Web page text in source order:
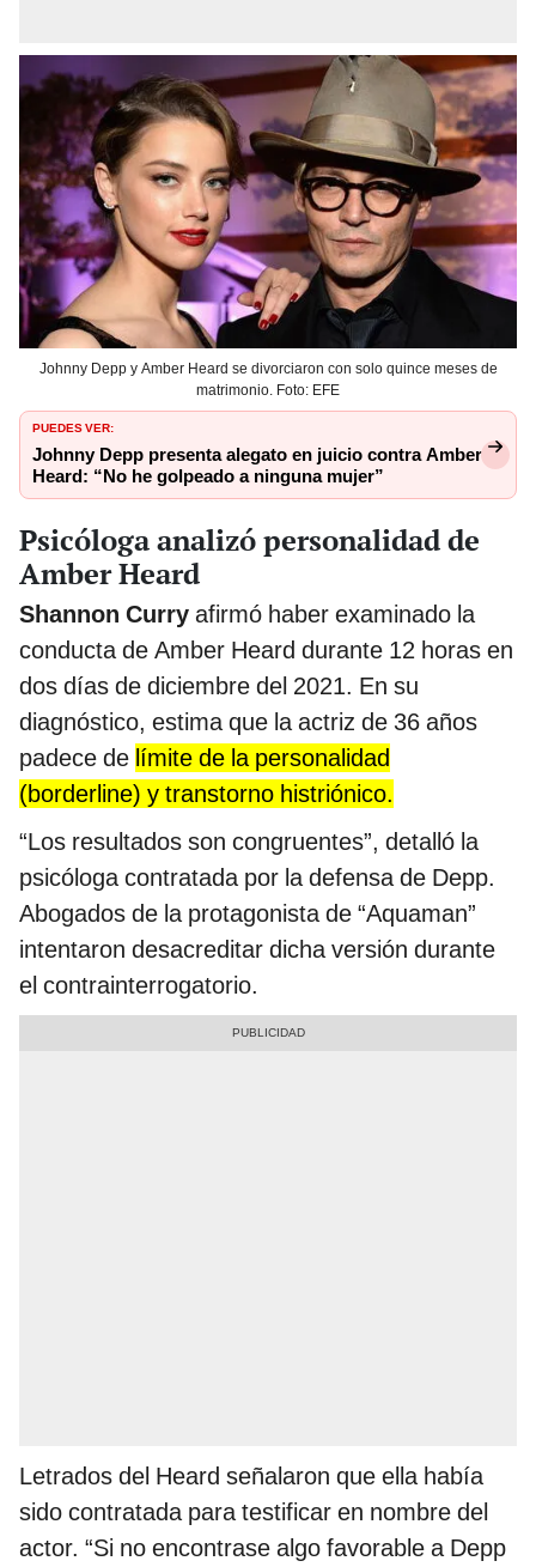
Johnny Depp y Amber Heard se divorciaron con solo quince meses de
matrimonio. Foto: EFE
PUEDES VER:
Johnny Depp presenta alegato en juicio contra Amber
Heard: “No he golpeado a ninguna mujer”
Psicóloga analizó personalidad de
Amber Heard
Shannon Curry afirmó haber examinado la
conducta de Amber Heard durante 12 horas en
dos días de diciembre del 2021. En su
diagnóstico, estima que la actriz de 36 años
padece de límite de la personalidad
(borderline) y transtorno histriónico.
“Los resultados son congruentes”, detalló la
psicóloga contratada por la defensa de Depp.
Abogados de la protagonista de “Aquaman”
intentaron desacreditar dicha versión durante
el contrainterrogatorio.
Letrados del Heard señalaron que ella había
sido contratada para testificar en nombre del
actor. “Si no encontrase algo favorable a Depp